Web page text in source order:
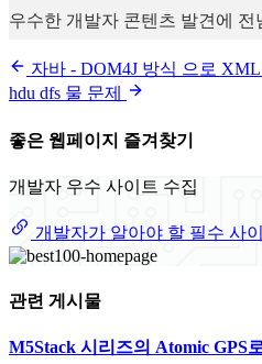
우수한 개발자 콘텐츠 발견에 전
자바 - DOM4J 방식 으로 XML
hdu dfs 물 문제
좋은 웹페이지 즐겨찾기
개발자 우수 사이트 수집
개발자가 알아야 할 필수 사
관련 게시물
M5Stack 시리즈의 Atomic GPS